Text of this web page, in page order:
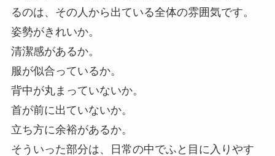
るのは、その人から出ている全体の雰囲気です。
姿勢がきれいか。
清潔感があるか。
服が似合っているか。
背中が丸まっていないか。
首が前に出ていないか。
立ち方に余裕があるか。
そういった部分は、日常の中でふと目に入りやす